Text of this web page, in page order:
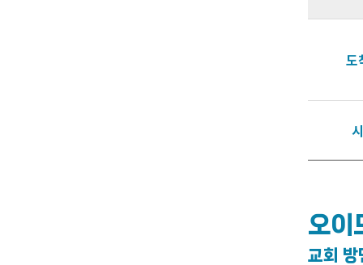
도
오이
교회 방